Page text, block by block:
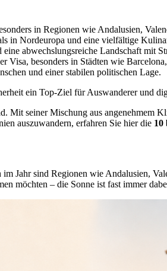
in Regionen wie Andalusien,
in Nordeuropa und eine vielfältige
abwechslungsreiche Landschaft mit
Visa, besonders in Städten wie
und einer stabilen politischen Lage.
ein Top-Ziel für Auswanderer und
Mit seiner Mischung aus angenehmem
auszuwandern, erfahren Sie hier die 10
Jahr sind Regionen wie Andalusien,
möchten – die Sonne ist fast immer